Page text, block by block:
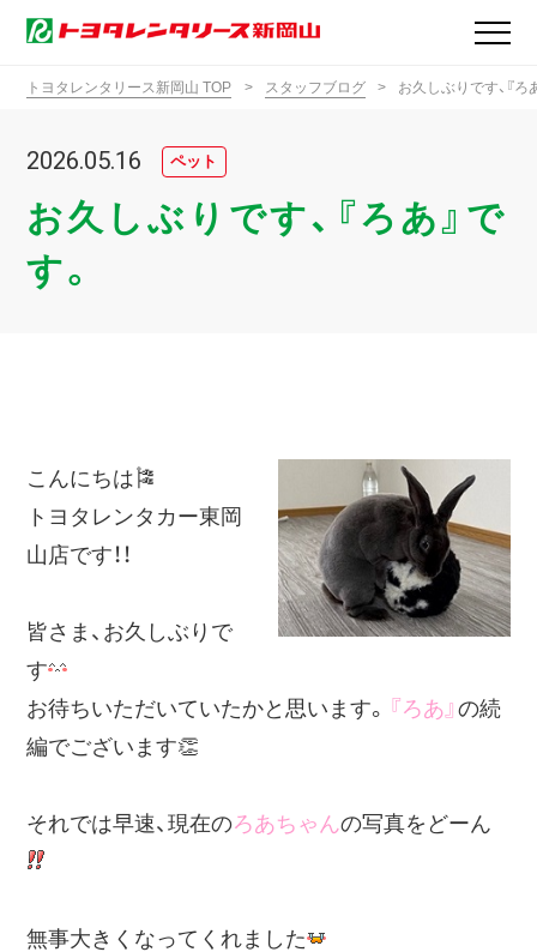
トヨタレンタリース新岡山 TOP スタッフブログ お久しぶりです、『ろ
2026.05.16 ペット
お久しぶりです、『ろあ』で
す。
こんにちは🎏
トヨタレンタカー東岡
山店です！！
皆さま、お久しぶりで
す
お待ちいただいていたかと思います。 『ろあ』の続
編でございます👏
それでは早速、現在のろあちゃんの写真をどーん
無事大きくなってくれました